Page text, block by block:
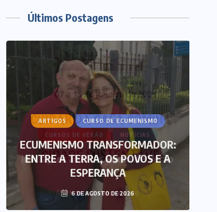
Últimos Postagens
ARTIGOS CURSO DE ECUMENISMO
ECUMENISMO TRANSFORMADOR:
ENTRE A TERRA, OS POVOS E A
ESPERANÇA
6 DE AGOSTO DE 2026